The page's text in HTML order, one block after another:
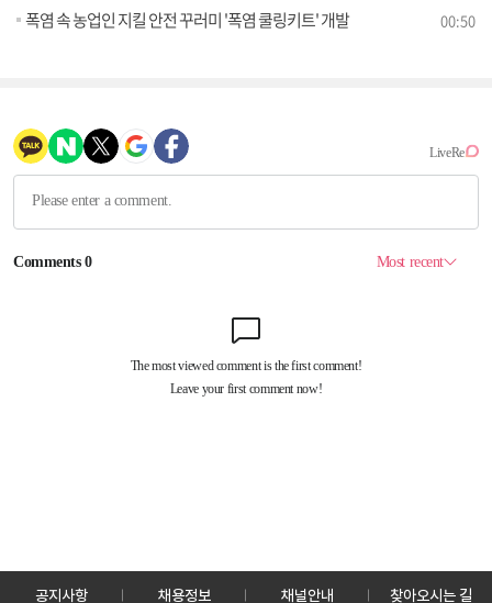
폭염 속 농업인 지킬 안전 꾸러미 '폭염 쿨링키트' 개발 00:50
공지사항 채용정보 채널안내 찾아오시는 길